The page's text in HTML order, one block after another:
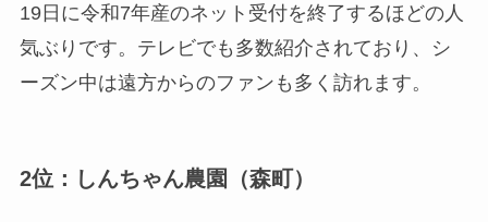
19日に令和7年産のネット受付を終了するほどの人
気ぶりです。テレビでも多数紹介されており、シ
ーズン中は遠方からのファンも多く訪れます。
2位：しんちゃん農園（森町）